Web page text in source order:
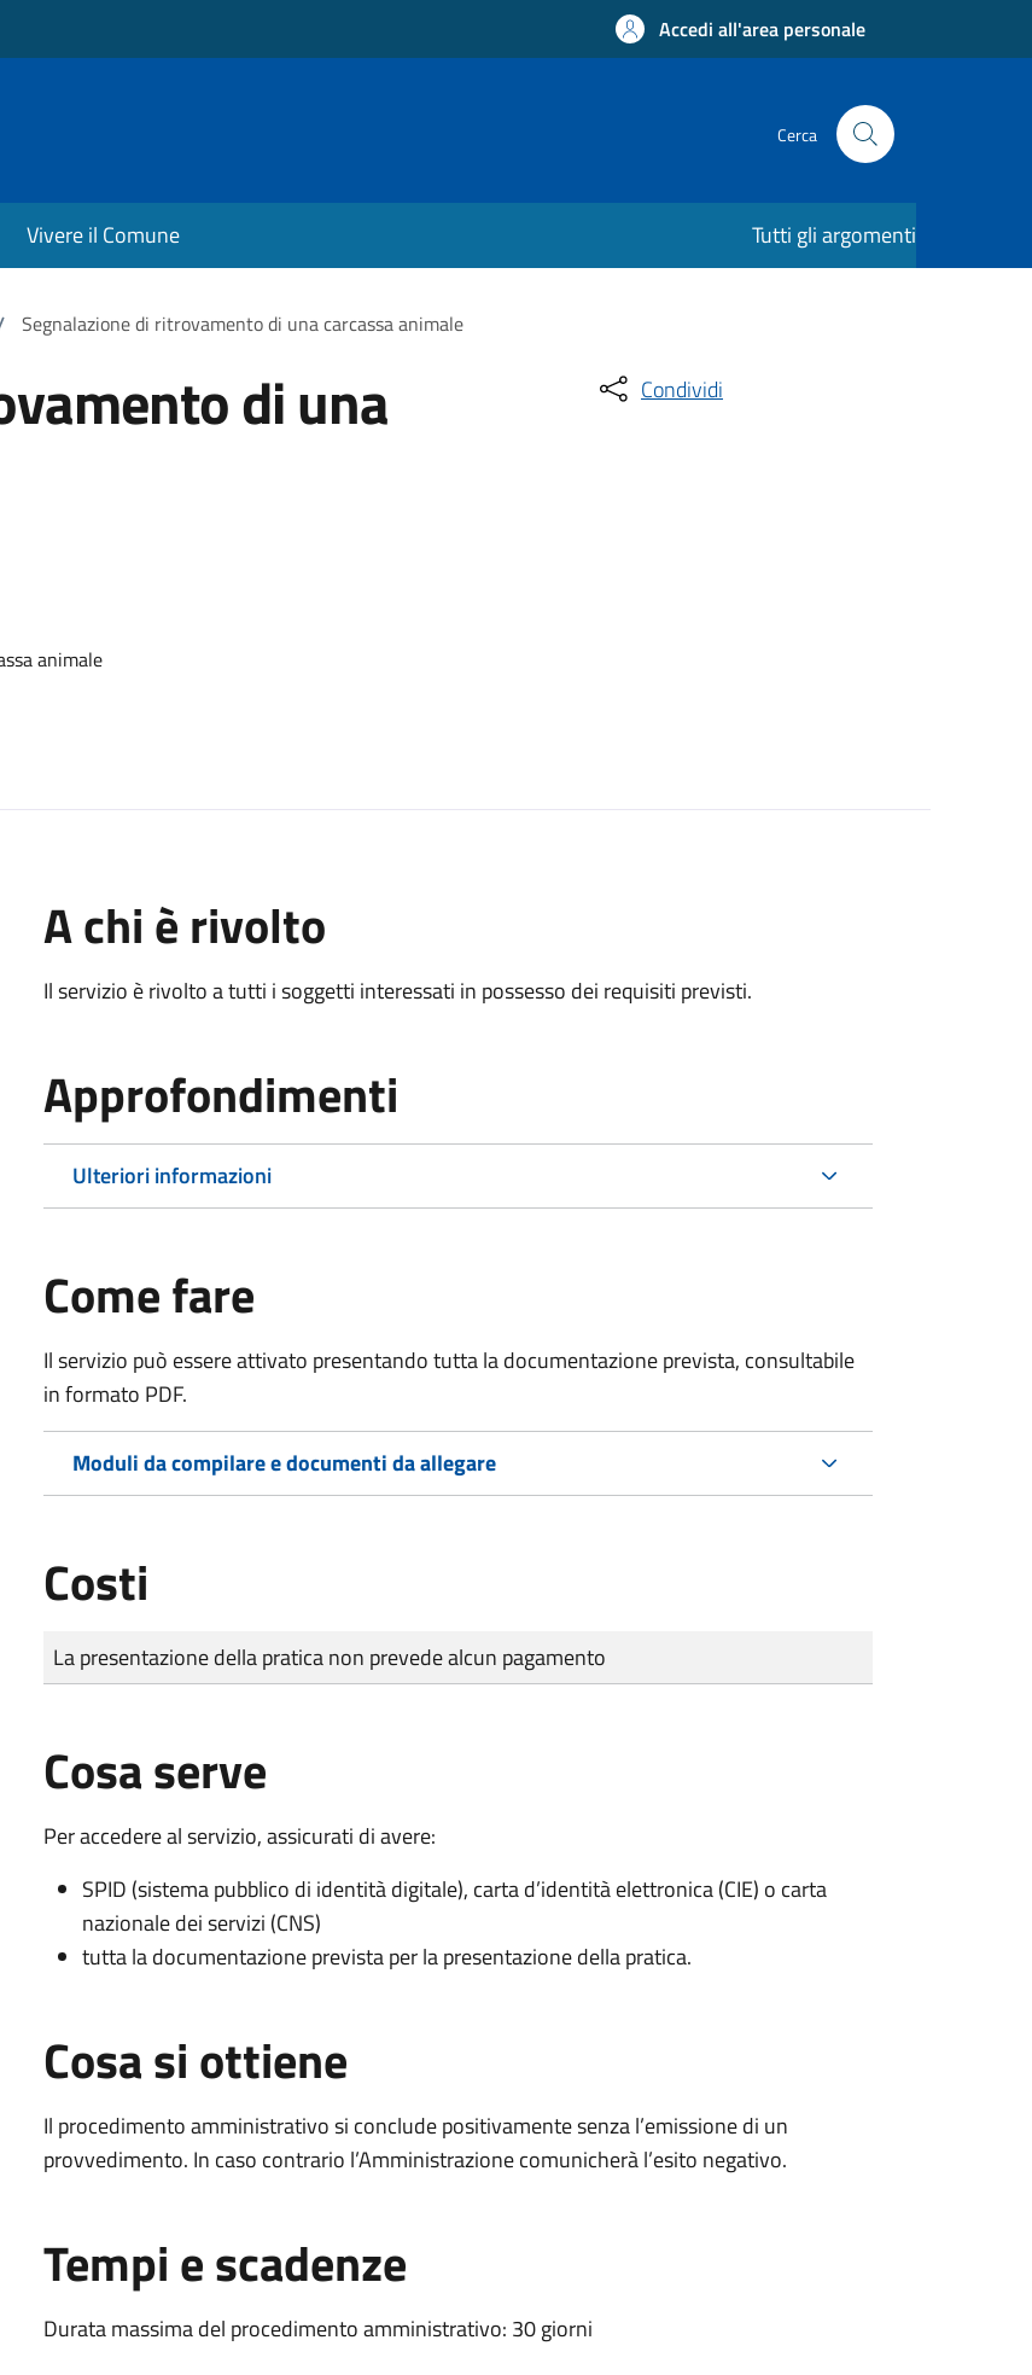
Accedi all'area personale
Cerca
Vivere il Comune Tutti gli argomenti
Segnalazione di ritrovamento di una carcassa animale
di una
animale
Condividi
A chi è rivolto
Il servizio è rivolto a tutti i soggetti interessati in possesso dei requisiti previsti.
Approfondimenti
Ulteriori informazioni
Come fare
Il servizio può essere attivato presentando tutta la documentazione prevista, consultabile
in formato PDF.
Moduli da compilare e documenti da allegare
Costi
Tipo di pagamento
Importo
La presentazione della pratica non prevede alcun pagamento
Cosa serve
Per accedere al servizio, assicurati di avere:
SPID (sistema pubblico di identità digitale), carta d’identità elettronica (CIE) o carta
nazionale dei servizi (CNS)
tutta la documentazione prevista per la presentazione della pratica.
Cosa si ottiene
Il procedimento amministrativo si conclude positivamente senza l’emissione di un
provvedimento. In caso contrario l’Amministrazione comunicherà l’esito negativo.
Tempi e scadenze
Durata massima del procedimento amministrativo: 30 giorni